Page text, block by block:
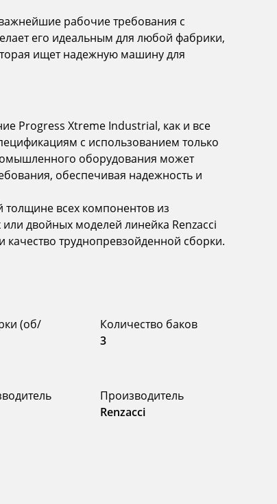
рабочие требования с
его идеальным для любой фабрики,
ищет надежную машину для
Progress Xtreme Industrial, как и все
с использованием только
оборудования может
обеспечивая надежность и
толщине всех компонентов из
двойных моделей линейка Renzacci
труднопревзойденной сборки.
(об/
Количество баков
3
Производитель
Renzacci